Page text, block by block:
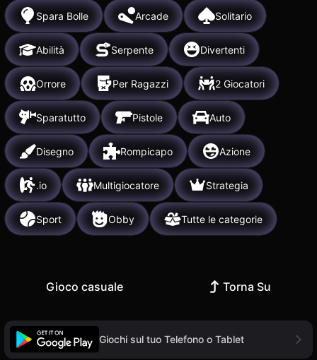
Spara Bolle Arcade Solitario
Abilità Serpente Divertenti
Orrore Per Ragazzi 2 Giocatori
Sparatutto Pistole Auto
Disegno Rompicapo Azione
.io Multigiocatore Strategia
Sport Obby Tutte le categorie
Gioco casuale Torna Su
Giochi sul tuo Telefono o Tablet